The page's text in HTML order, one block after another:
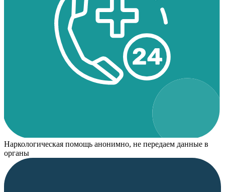
Наркологическая помощь анонимно, не передаем данные в
органы